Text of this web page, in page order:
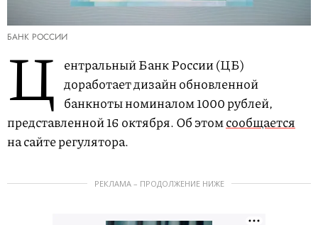
БАНК РОССИИ
Ц ентральный Банк России (ЦБ)
доработает дизайн обновленной
банкноты номиналом 1000 рублей,
представленной 16 октября. Об этомсообщается
на сайте регулятора.
РЕКЛАМА – ПРОДОЛЖЕНИЕ НИЖЕ